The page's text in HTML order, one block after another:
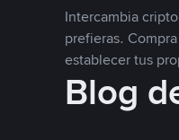
Intercambia
prefieras.
establecer tus
Blog